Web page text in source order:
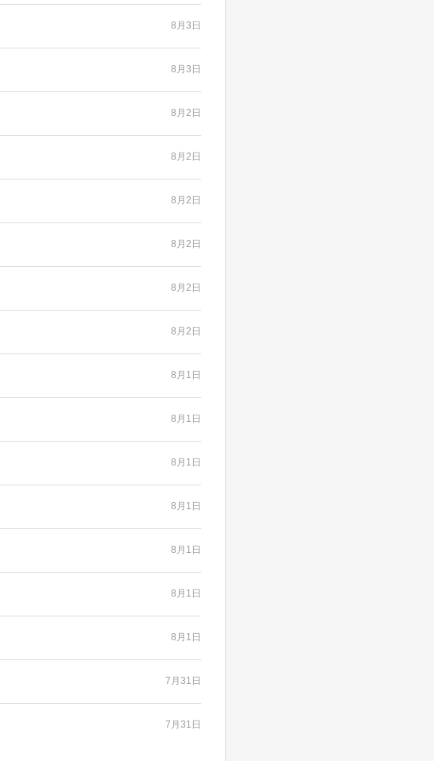
8月3日
8月3日
8月2日
8月2日
8月2日
8月2日
8月2日
8月2日
8月1日
8月1日
8月1日
8月1日
8月1日
8月1日
8月1日
7月31日
7月31日